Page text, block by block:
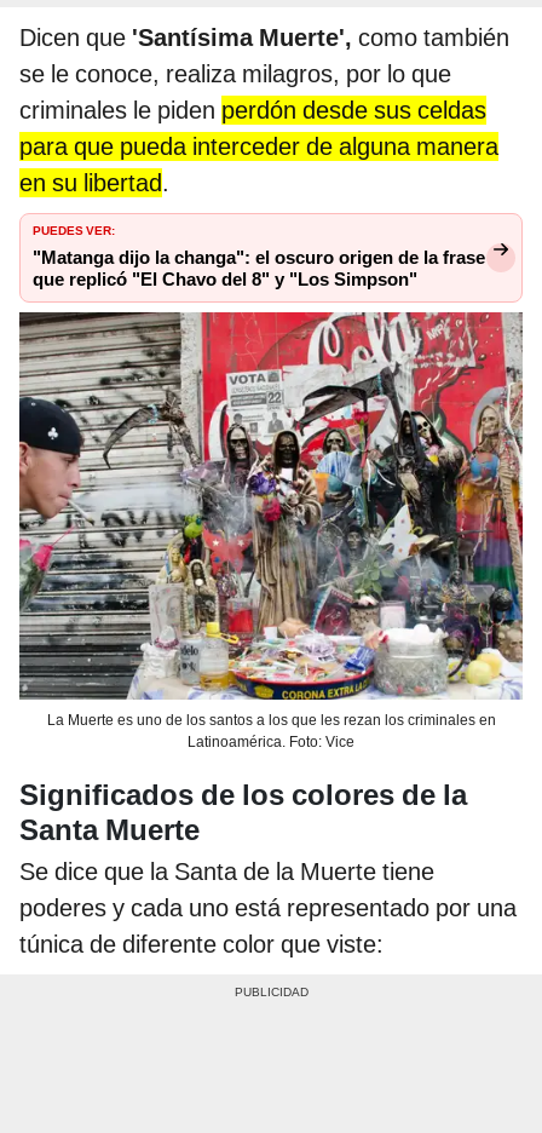
Dicen que 'Santísima Muerte', como también
se le conoce, realiza milagros, por lo que
criminales le piden perdón desde sus celdas
para que pueda interceder de alguna manera
en su libertad.
PUEDES VER:
"Matanga dijo la changa": el oscuro origen de la frase
que replicó "El Chavo del 8" y "Los Simpson"
La Muerte es uno de los santos a los que les rezan los criminales en
Latinoamérica. Foto: Vice
Significados de los colores de la
Santa Muerte
Se dice que la Santa de la Muerte tiene
poderes y cada uno está representado por una
túnica de diferente color que viste: